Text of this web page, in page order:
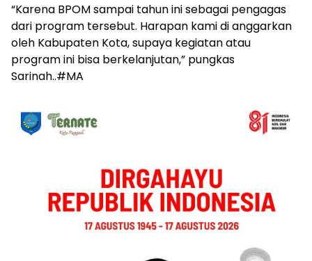
“Karena BPOM sampai tahun ini sebagai pengagas
dari program tersebut. Harapan kami di anggarkan
oleh Kabupaten Kota, supaya kegiatan atau
program ini bisa berkelanjutan,” pungkas
Sarinah..#MA